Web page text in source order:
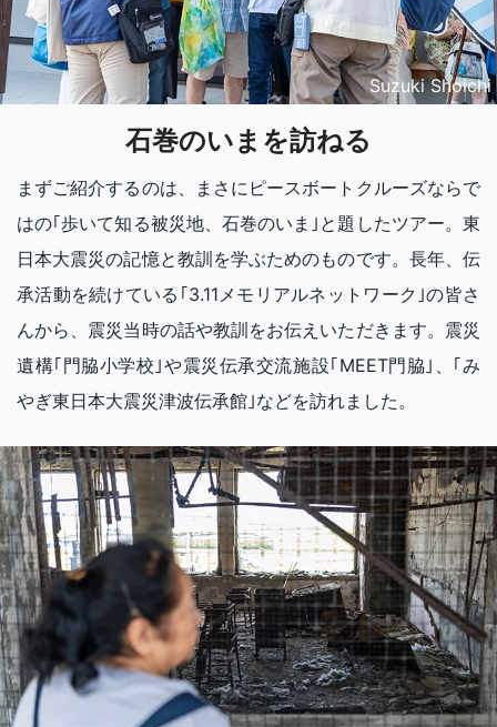
Suzuki Shoichi
石巻のいまを訪ねる
まずご紹介するのは、まさにピースボートクルーズならで
はの｢歩いて知る被災地、石巻のいま｣と題したツアー。東
日本大震災の記憶と教訓を学ぶためのものです。長年、伝
承活動を続けている｢3.11メモリアルネットワーク｣の皆さ
んから、震災当時の話や教訓をお伝えいただきます。震災
遺構｢門脇小学校｣や震災伝承交流施設｢MEET門脇｣、｢み
やぎ東日本大震災津波伝承館｣などを訪れました。